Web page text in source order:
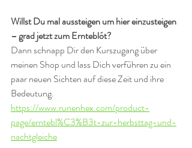
Willst Du mal aussteigen um hier einzusteigen
– grad jetzt zum Ernteblót?
Dann schnapp Dir den Kurszugang über
meinen Shop und lass Dich verführen zu ein
paar neuen Sichten auf diese Zeit und ihre
Bedeutung.
https://www.runenhex.com/product-
page/erntebl%C3%B3t-zur-herbsttag-und-
nachtgleiche